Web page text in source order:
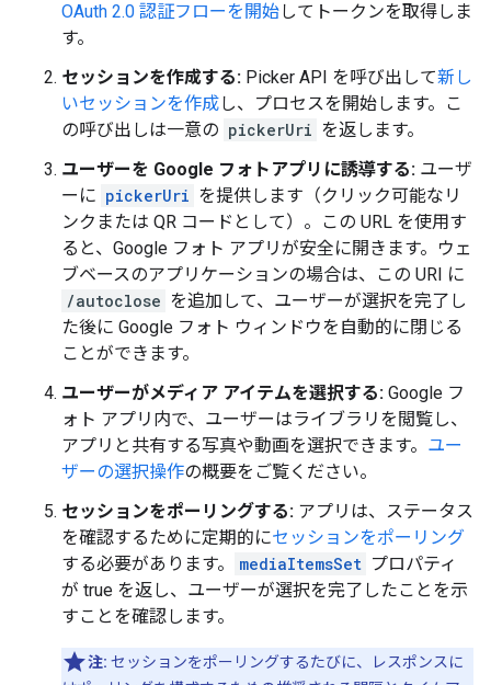
OAuth 2.0 認証フローを開始してトークンを取得しま
す。
セッションを作成する: Picker API を呼び出して新し
いセッションを作成し、プロセスを開始します。こ
の呼び出しは一意の pickerUri を返します。
ユーザーを Google フォトアプリに誘導する: ユーザ
ーに pickerUri を提供します（クリック可能なリ
ンクまたは QR コードとして）。この URL を使用す
ると、Google フォト アプリが安全に開きます。ウェ
ブベースのアプリケーションの場合は、この URI に
/autoclose を追加して、ユーザーが選択を完了し
た後に Google フォト ウィンドウを自動的に閉じる
ことができます。
ユーザーがメディア アイテムを選択する: Google フ
ォト アプリ内で、ユーザーはライブラリを閲覧し、
アプリと共有する写真や動画を選択できます。 ユー
ザーの選択操作の概要をご覧ください。
セッションをポーリングする: アプリは、ステータス
を確認するために定期的にセッションをポーリング
する必要があります。
mediaItemsSet プロパティ
が true を返し、ユーザーが選択を完了したことを示
すことを確認します。
注: セッションをポーリングするたびに、レスポンスに